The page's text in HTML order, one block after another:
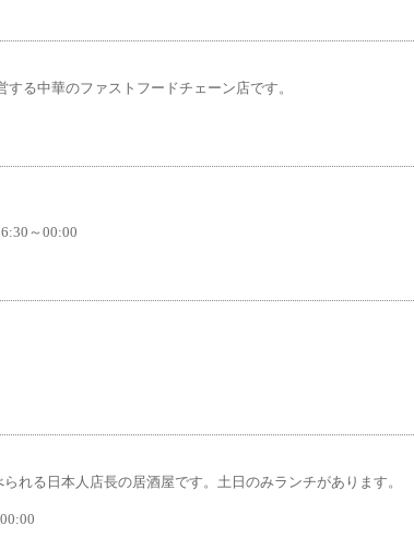
る中華のファストフードチェーン店です。
～00:00
れる日本人店長の居酒屋です。土日のみランチがあります。